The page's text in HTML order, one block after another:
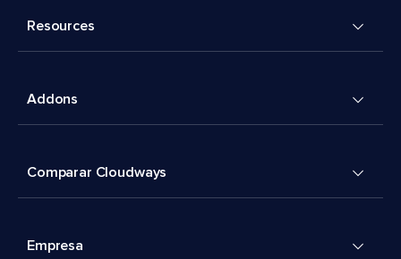
Resources
Addons
Comparar Cloudways
Empresa